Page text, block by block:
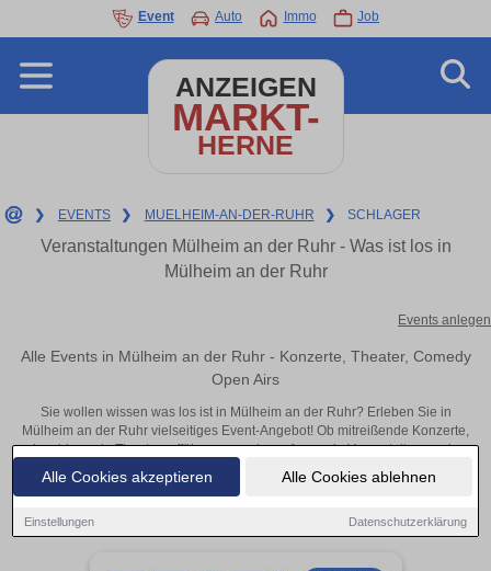
Alle Cookies akzeptieren Alle Cookies ablehnen
Einstellungen Datenschutzerklärung
Event Auto Immo Job
ANZEIGEN
MARKT-
HERNE
❯ EVENTS ❯ MUELHEIM-AN-DER-RUHR ❯ SCHLAGER
Veranstaltungen Mülheim an der Ruhr - Was ist los in
Mülheim an der Ruhr
Events anlegen
Alle Events in Mülheim an der Ruhr - Konzerte, Theater, Comedy
Open Airs
Sie wollen wissen was los ist in Mülheim an der Ruhr? Erleben Sie in
Mülheim an der Ruhr vielseitiges Event-Angebot! Ob mitreißende Konzerte,
inspirierende Theateraufführungen oder aufregende Veranstaltungen in
Mülheim an der Ruhr – hier finden alles im Überblick und Tickets.